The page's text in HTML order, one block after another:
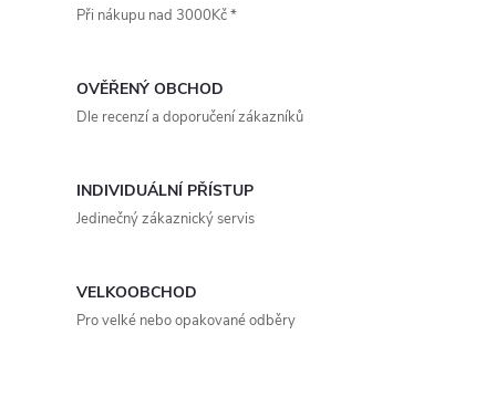
Při nákupu nad 3000Kč *
OVĚŘENÝ OBCHOD
Dle recenzí a doporučení zákazníků
INDIVIDUÁLNÍ PŘÍSTUP
Jedinečný zákaznický servis
VELKOOBCHOD
Pro velké nebo opakované odběry